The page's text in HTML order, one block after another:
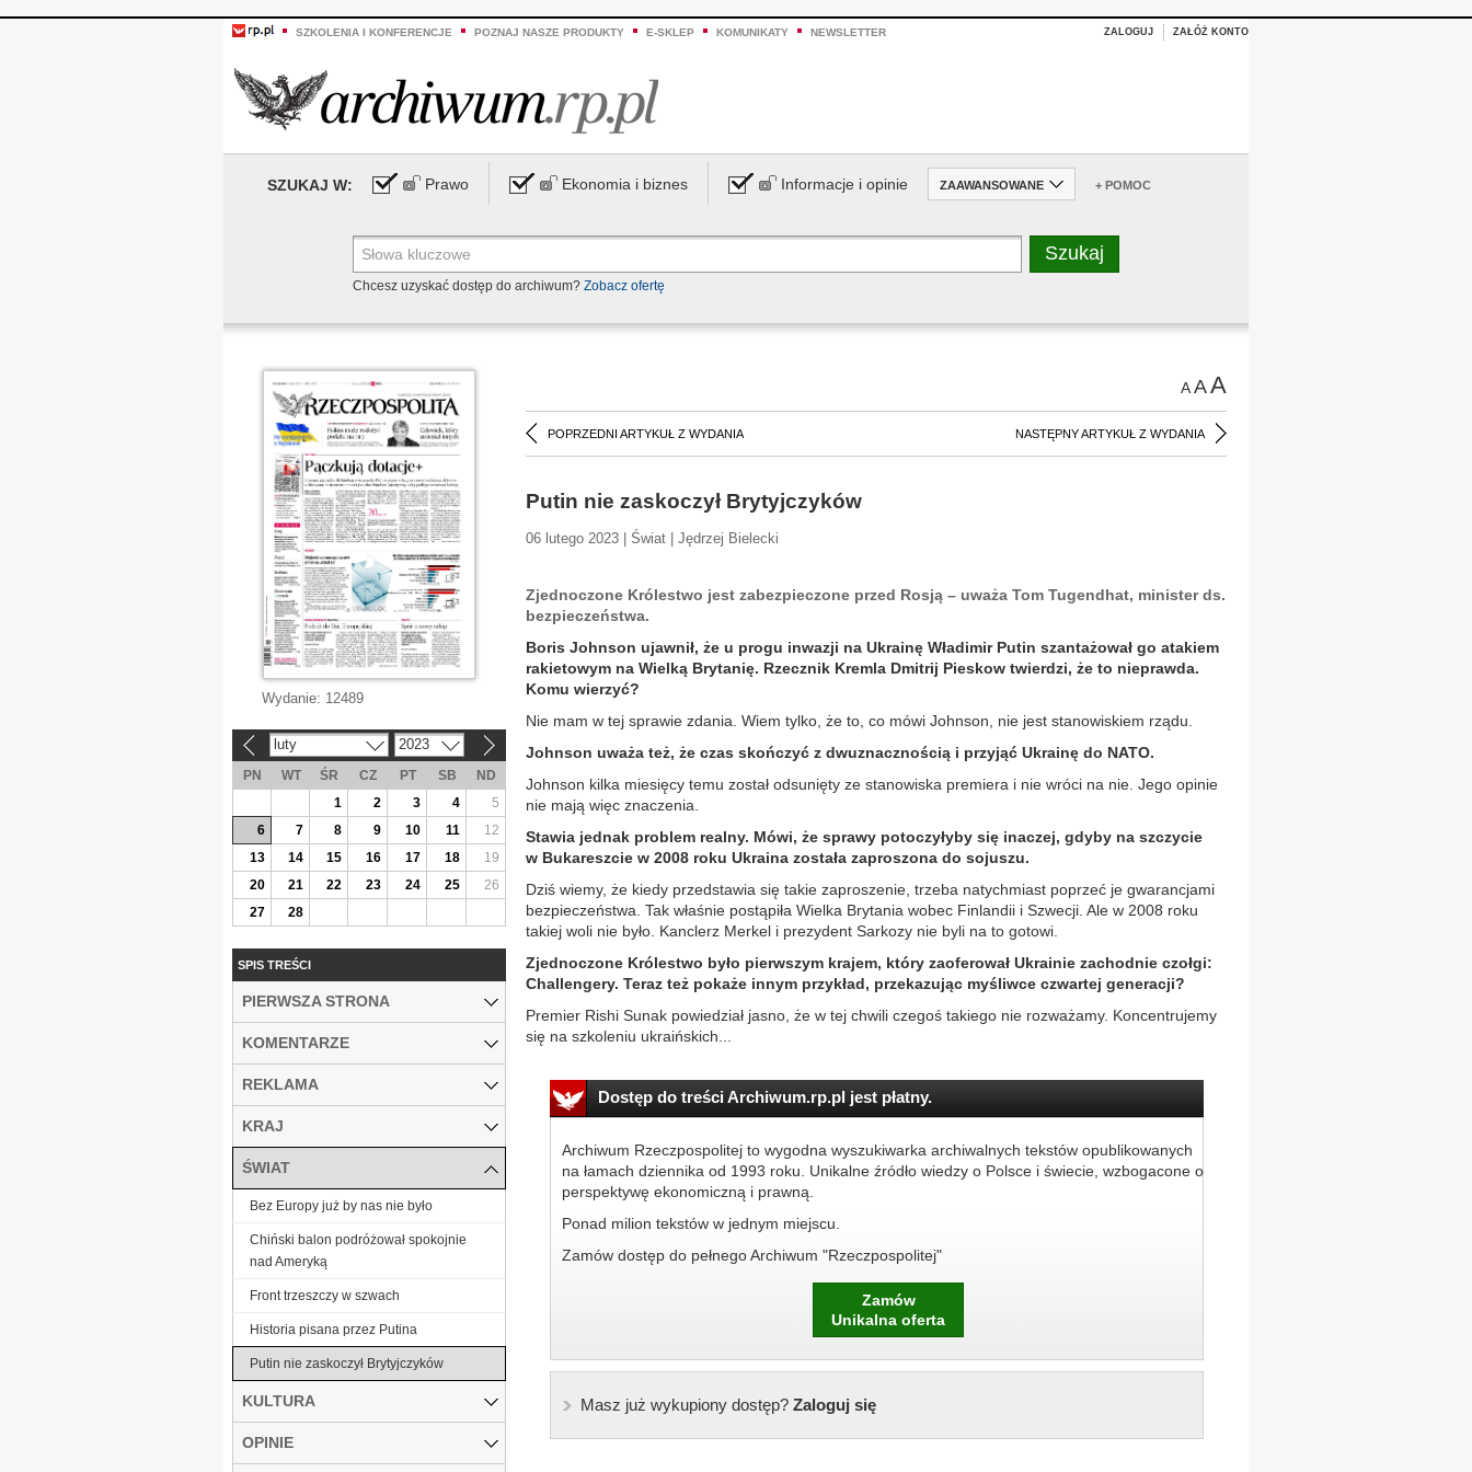
SZKOLENIA I KONFERENCJE POZNAJ NASZE PRODUKTY E-SKLEP KOMUNIKATY NEWSLETTER ZALOGUJ ZAŁÓŻ KONTO
SZUKAJ W: Prawo Ekonomia i biznes Informacje i opinie ZAAWANSOWANE + POMOC
Chcesz uzyskać dostęp do archiwum? Zobacz ofertę
AAA
POPRZEDNI ARTYKUŁ Z WYDANIA NASTĘPNY ARTYKUŁ Z WYDANIA
Putin nie zaskoczył Brytyjczyków
06 lutego 2023 | Świat | Jędrzej Bielecki
Zjednoczone Królestwo jest zabezpieczone przed Rosją – uważa Tom Tugendhat, minister ds.
bezpieczeństwa.
Boris Johnson ujawnił, że u progu inwazji na Ukrainę Władimir Putin szantażował go atakiem
rakietowym na Wielką Brytanię. Rzecznik Kremla Dmitrij Pieskow twierdzi, że to nieprawda.
Komu wierzyć?
Nie mam w tej sprawie zdania. Wiem tylko, że to, co mówi Johnson, nie jest stanowiskiem rządu.
Johnson uważa też, że czas skończyć z dwuznacznością i przyjąć Ukrainę do NATO.
Johnson kilka miesięcy temu został odsunięty ze stanowiska premiera i nie wróci na nie. Jego opinie
nie mają więc znaczenia.
Stawia jednak problem realny. Mówi, że sprawy potoczyłyby się inaczej, gdyby na szczycie
w Bukareszcie w 2008 roku Ukraina została zaproszona do sojuszu.
Dziś wiemy, że kiedy przedstawia się takie zaproszenie, trzeba natychmiast poprzeć je gwarancjami
bezpieczeństwa. Tak właśnie postąpiła Wielka Brytania wobec Finlandii i Szwecji. Ale w 2008 roku
takiej woli nie było. Kanclerz Merkel i prezydent Sarkozy nie byli na to gotowi.
Zjednoczone Królestwo było pierwszym krajem, który zaoferował Ukrainie zachodnie czołgi:
Challengery. Teraz też pokaże innym przykład, przekazując myśliwce czwartej generacji?
Premier Rishi Sunak powiedział jasno, że w tej chwili czegoś takiego nie rozważamy. Koncentrujemy
się na szkoleniu ukraińskich...
Dostęp do treści Archiwum.rp.pl jest płatny.
Archiwum Rzeczpospolitej to wygodna wyszukiwarka archiwalnych tekstów opublikowanych
na łamach dziennika od 1993 roku. Unikalne źródło wiedzy o Polsce i świecie, wzbogacone o
perspektywę ekonomiczną i prawną.
Ponad milion tekstów w jednym miejscu.
Zamów dostęp do pełnego Archiwum "Rzeczpospolitej"
Zamów
Unikalna oferta
Masz już wykupiony dostęp?Zaloguj się
Wydanie: 12489
luty 2023
PN WT ŚR CZ PT SB
ND
1
2 3 4
5
6
7 8 9 10 11
12
13
14 15 16 17 18
19
20
21 22 23 24 25
26
27
28
SPIS TREŚCI
PIERWSZA STRONA
KOMENTARZE
REKLAMA
KRAJ
ŚWIAT
Bez Europy już by nas nie było
Chiński balon podróżował spokojnie
nad Ameryką
Front trzeszczy w szwach
Historia pisana przez Putina
Putin nie zaskoczył Brytyjczyków
KULTURA
OPINIE